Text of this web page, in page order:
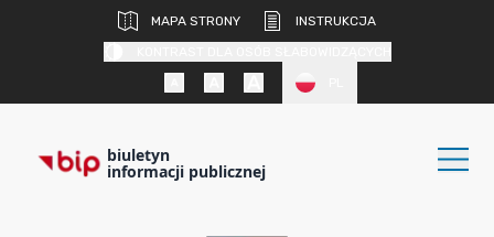
MAPA STRONY
INSTRUKCJA
biuletyn
informacji publicznej